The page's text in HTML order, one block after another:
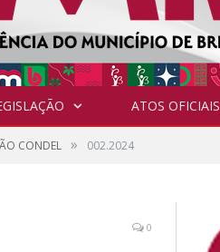
ATOS OFICIAIS
CONDEL » 002.2024
0